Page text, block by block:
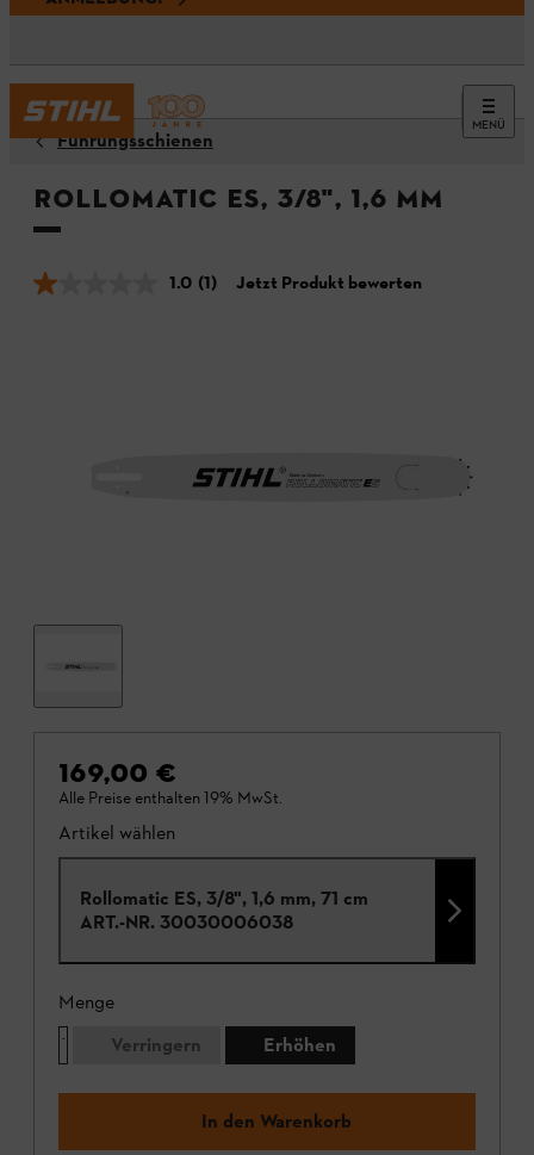
MENÜ
Führungsschienen
Rollomatic ES, 3/8", 1,6 mm
1.0 (1) Jetzt Produkt bewerten
169,00 €
Alle Preise enthalten 19% MwSt.
Artikel wählen
Rollomatic ES, 3/8", 1,6 mm, 71 cm
ART.-NR. 30030006038
Menge
Verringern
Erhöhen
In den Warenkorb